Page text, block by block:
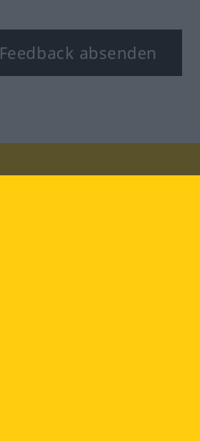
Feedback absenden